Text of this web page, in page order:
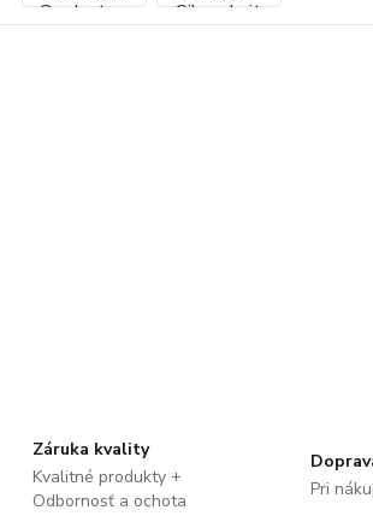
Záruka kvality
Kvalitné produkty +
Odbornosť a ochota
Pri